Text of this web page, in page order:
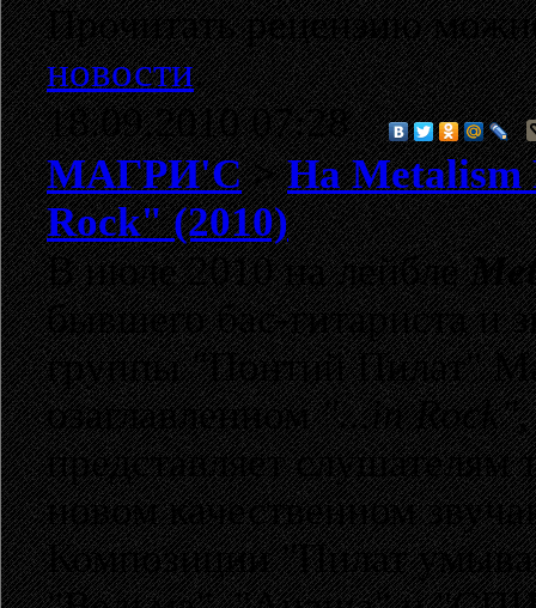
Прочитать рецензию
новости.
18.09.2010 07:28
МАГРИ'С>На Metalism
Rock" (2010)
В июле 2010 на лейбле
бывшего бас-гитариста и
группы "Понтий Пилат"
озаглавленном"...in Rock"
представляет
новом качественном
Композиции "Пилат